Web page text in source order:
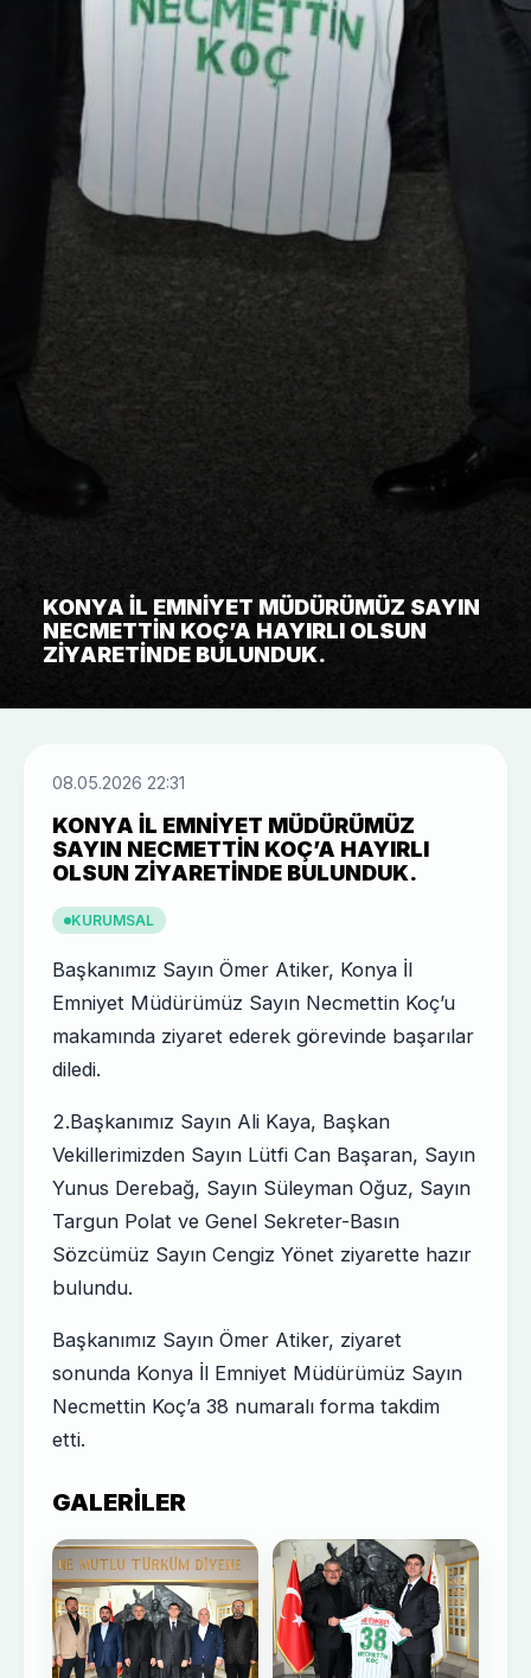
KONYA İL EMNIYET MÜDÜRÜMÜZ SAYIN
NECMETTIN KOÇ’A HAYIRLI OLSUN
ZIYARETINDE BULUNDUK.
08.05.2026 22:31
KONYA İL EMNIYET MÜDÜRÜMÜZ
SAYIN NECMETTIN KOÇ’A HAYIRLI
OLSUN ZIYARETINDE BULUNDUK.
KURUMSAL
Başkanımız Sayın Ömer Atiker, Konya İl
Emniyet Müdürümüz Sayın Necmettin Koç’u
makamında ziyaret ederek görevinde başarılar
diledi.
2.Başkanımız Sayın Ali Kaya, Başkan
Vekillerimizden Sayın Lütfi Can Başaran, Sayın
Yunus Derebağ, Sayın Süleyman Oğuz, Sayın
Targun Polat ve Genel Sekreter-Basın
Sözcümüz Sayın Cengiz Yönet ziyarette hazır
bulundu.
Başkanımız Sayın Ömer Atiker, ziyaret
sonunda Konya İl Emniyet Müdürümüz Sayın
Necmettin Koç’a 38 numaralı forma takdim
etti.
GALERILER